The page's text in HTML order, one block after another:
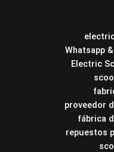
Whatsapp
Electric
proveedor
fábrica
repuestos